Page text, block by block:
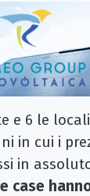
e 6 le
in cui i
in
case